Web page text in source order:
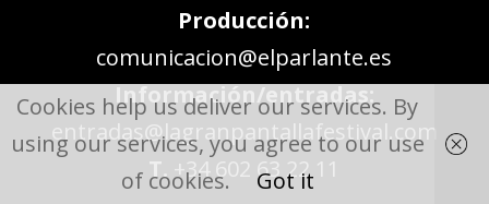
Producción:
comunicacion@elparlante.es
Información/entradas:
entradas@lagranpantallafestival.com
T. +34 602 63 22 11
Cookies help us deliver our services. By
using our services, you agree to our use
of cookies.
Got it